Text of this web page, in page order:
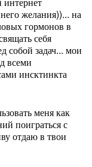
желания))... на
гормонов в
себя
собой задач... мои
всеми
инсктинкта
меня как
поиграться с
отдаю в твои